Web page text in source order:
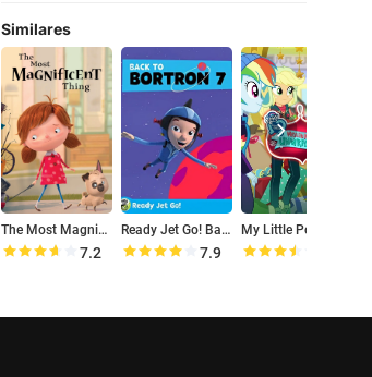
Similares
The Most Magnificent Thing
7.2
Ready Jet Go! Back to Bortron 7
7.9